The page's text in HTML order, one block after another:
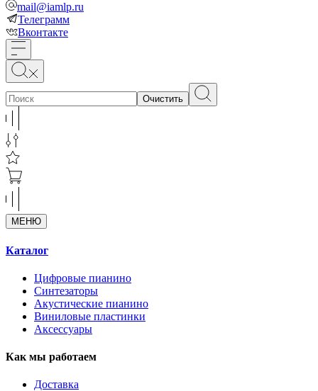
mail@iamlp.ru
Телеграмм
Вконтакте
Очистить
МЕНЮ
Каталог
Цифровые пианино
Синтезаторы
Акустические пианино
Виниловые пластинки
Аксессуары
Как мы работаем
Доставка